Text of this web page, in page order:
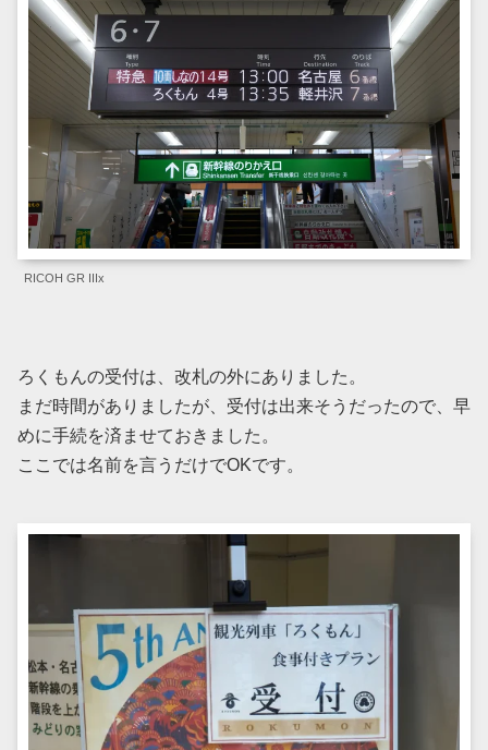
RICOH GR IIIx
ろくもんの受付は、改札の外にありました。
まだ時間がありましたが、受付は出来そうだったので、早
めに手続を済ませておきました。
ここでは名前を言うだけでOKです。